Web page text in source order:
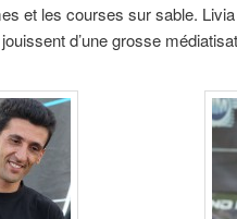
et les courses sur sable. Livia
d’une grosse